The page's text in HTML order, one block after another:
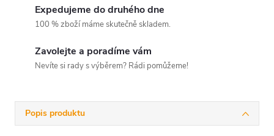
Expedujeme do druhého dne
100 % zboží máme skutečně skladem.
Zavolejte a poradíme vám
Nevíte si rady s výběrem? Rádi pomůžeme!
Popis produktu